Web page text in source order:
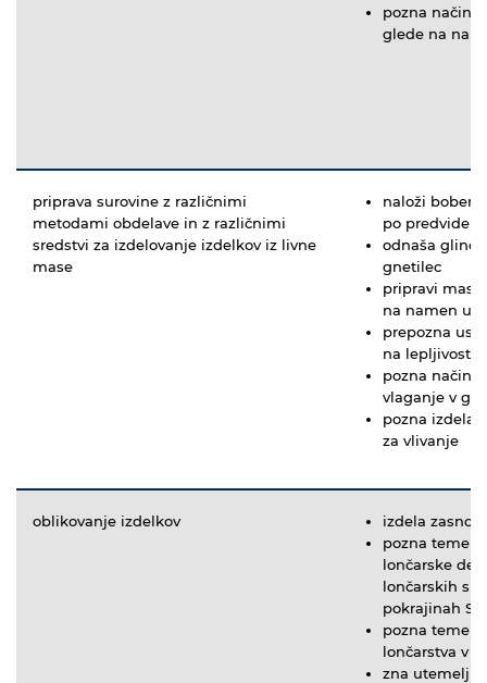
pozna način
glede na
priprava surovine z različnimi
metodami obdelave in z različnimi
sredstvi za izdelovanje izdelkov iz livne
mase
naloži boben
po
odnaša glino
gnetilec
pripravi
na namen
prepozna
na lepljivost,
pozna način
vlaganje v
pozna
za vlivanje
oblikovanje izdelkov
izdela
pozna
lončarske
lončarskih
pokrajinah
pozna
lončarstva v
zna utemeljiti